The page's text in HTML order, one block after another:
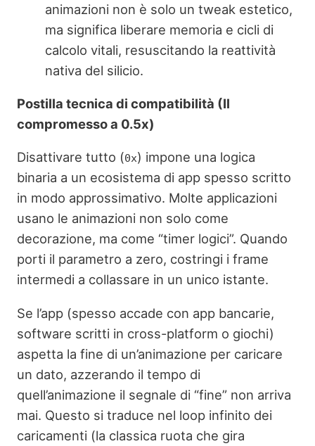
animazioni non è solo un tweak estetico,
ma significa liberare memoria e cicli di
calcolo vitali, resuscitando la reattività
nativa del silicio.
Postilla tecnica di compatibilità (Il
compromesso a 0.5x)
Disattivare tutto (0x) impone una logica
binaria a un ecosistema di app spesso scritto
in modo approssimativo. Molte applicazioni
usano le animazioni non solo come
decorazione, ma come “timer logici”. Quando
porti il parametro a zero, costringi i frame
intermedi a collassare in un unico istante.
Se l’app (spesso accade con app bancarie,
software scritti in cross-platform o giochi)
aspetta la fine di un’animazione per caricare
un dato, azzerando il tempo di
quell’animazione il segnale di “fine” non arriva
mai. Questo si traduce nel loop infinito dei
caricamenti (la classica ruota che gira